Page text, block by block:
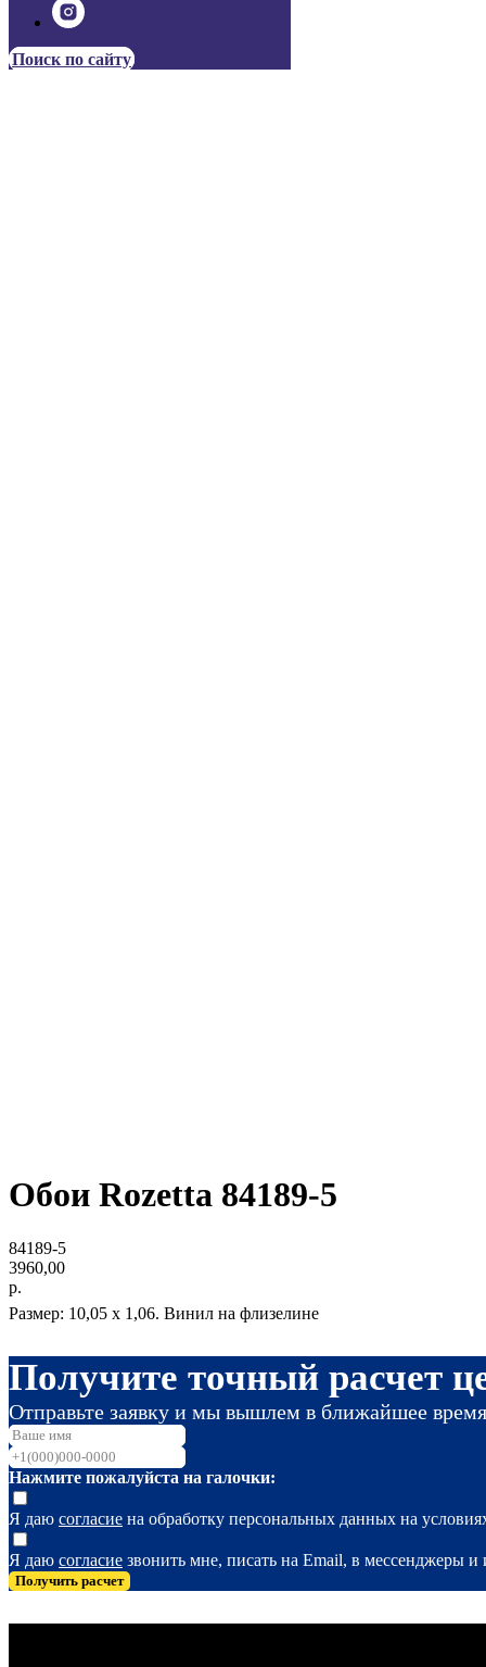
Поиск по сайту
Обои Rozetta 84189-5
84189-5
3960,00
р.
Размер: 10,05 х 1,06. Винил на флизелине
Получите точный расчет
Отправьте заявку и мы вышлем в ближайшее время
Нажмите пожалуйста на галочки:
Я даю согласие на обработку персональных данных на
Я даю согласие звонить мне, писать на Email, в мессенджеры
Получить расчет